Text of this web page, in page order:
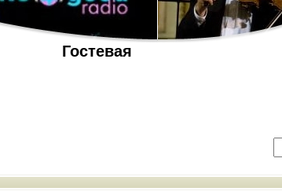
Гостевая